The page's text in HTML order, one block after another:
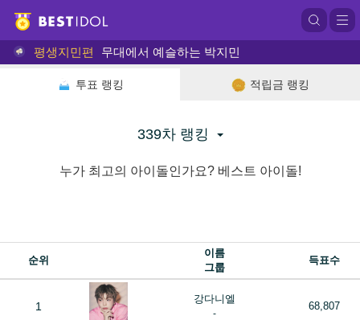
평생지민편 무대에서 예슬하는 박지민
투표 랭킹 적립금 랭킹
339차 랭킹
누가 최고의 아이돌인가요? 베스트 아이돌!
순위
이름
그룹
득표수
1
강다니엘
-
68,807